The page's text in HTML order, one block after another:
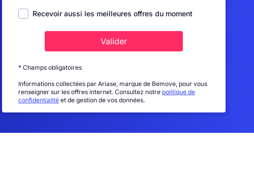
Recevoir aussi les meilleures offres du moment
Valider
* Champs obligatoires
Informations collectées par Ariase, marque de Bemove, pour vous
renseigner sur les offres internet. Consultez notre politique de
confidentialité et de gestion de vos données.